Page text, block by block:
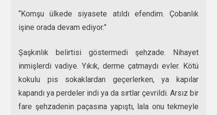
“Komşu ülkede siyasete atıldı efendim. Çobanlık
işine orada devam ediyor.”
Şaşkınlık belirtisi göstermedi şehzade. Nihayet
inmişlerdi vadiye. Yıkık, derme çatmaydı evler. Kötü
kokulu pis sokaklardan geçerlerken, ya kapılar
kapandı ya perdeler indi ya da sırtlar çevrildi. Arsız bir
fare şehzadenin paçasına yapıştı, lala onu tekmeyle